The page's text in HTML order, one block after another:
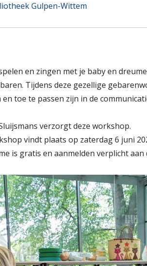
Gulpen-Wittem
en zingen met je baby en
Tijdens deze gezellige
toe te passen zijn in de
verzorgt deze workshop.
vindt plaats op zaterdag 6 juni
is gratis en aanmelden verplicht